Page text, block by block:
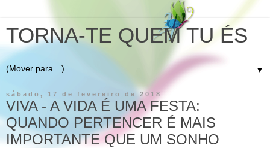
TORNA-TE QUEM TU ÉS
▼
sábado, 17 de fevereiro de 2018
VIVA - A VIDA É UMA FESTA:
QUANDO PERTENCER É MAIS
IMPORTANTE QUE UM SONHO